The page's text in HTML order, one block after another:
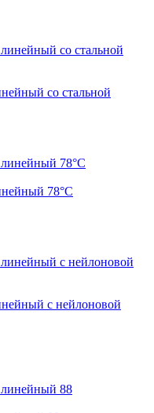
со стальной
78°С
с нейлоновой